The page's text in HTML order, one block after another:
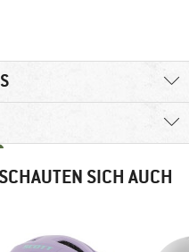
Infos hier! Öffnet
SICH AUCH